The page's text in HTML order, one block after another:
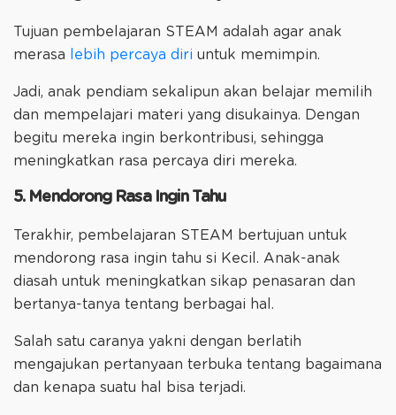
Tujuan pembelajaran STEAM adalah agar anak
merasa
lebih percaya diri untuk memimpin.
Jadi, anak pendiam sekalipun akan belajar memilih
dan mempelajari materi yang disukainya. Dengan
begitu mereka ingin berkontribusi, sehingga
meningkatkan rasa percaya diri mereka.
5. Mendorong Rasa Ingin Tahu
Terakhir, pembelajaran STEAM bertujuan untuk
mendorong rasa ingin tahu si Kecil. Anak-anak
diasah untuk meningkatkan sikap penasaran dan
bertanya-tanya tentang berbagai hal.
Salah satu caranya yakni dengan berlatih
mengajukan pertanyaan terbuka tentang bagaimana
dan kenapa suatu hal bisa terjadi.